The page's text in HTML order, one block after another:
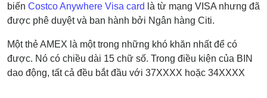
biến Costco Anywhere Visa card là từ mạng VISA nhưng đã
được phê duyệt và ban hành bởi Ngân hàng Citi.
Một thẻ AMEX là một trong những khó khăn nhất để có
được. Nó có chiều dài 15 chữ số. Trong điều kiện của BIN
dao động, tất cả đều bắt đầu với 37XXXX hoặc 34XXXX